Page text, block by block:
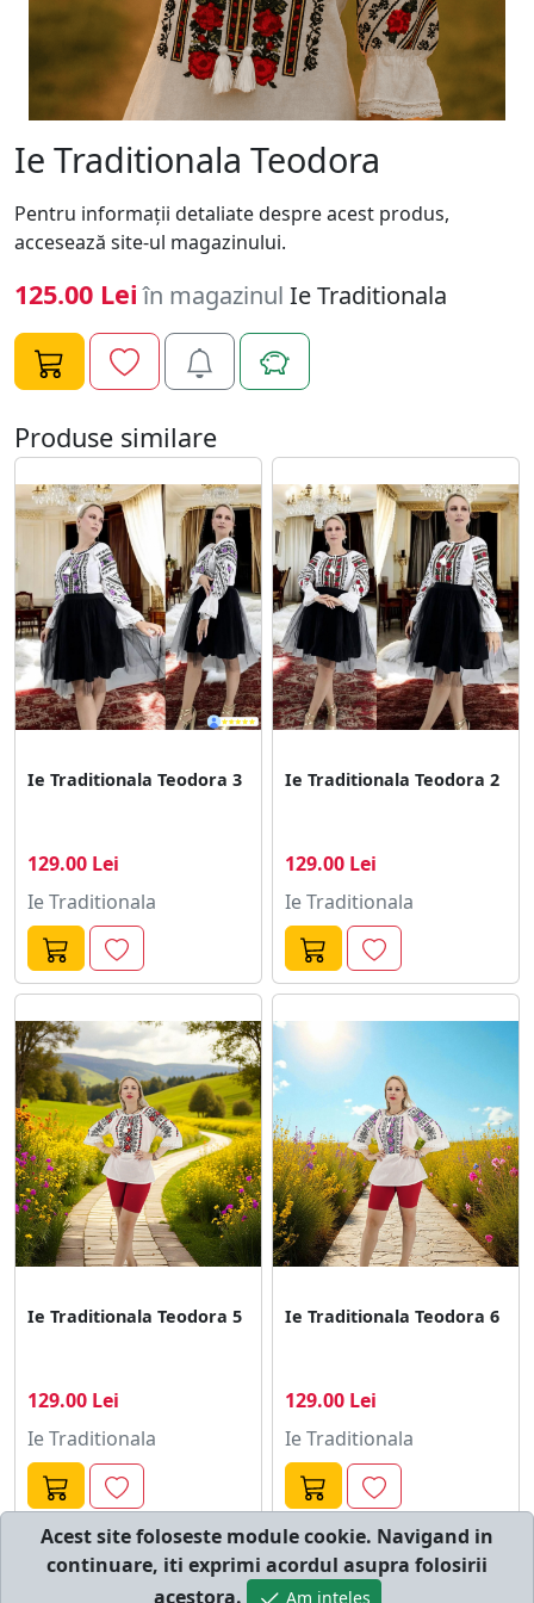
Ie Traditionala Teodora
Pentru informaţii detaliate despre acest produs,
accesează site-ul magazinului.
125.00 Lei în magazinul Ie Traditionala
Produse similare
Ie Traditionala Teodora 3
129.00 Lei
Ie Traditionala
Ie Traditionala Teodora 2
129.00 Lei
Ie Traditionala
Ie Traditionala Teodora 5
129.00 Lei
Ie Traditionala
Ie Traditionala Teodora 6
129.00 Lei
Ie Traditionala
© cumperi.net | Catalog cumparaturi online
Acest site foloseste module cookie. Navigand in
continuare, iti exprimi acordul asupra folosirii
acestora.
Am inteles